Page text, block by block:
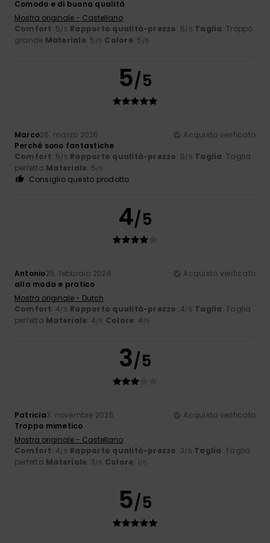
Comodo e di buona qualità
Mostra originale - Castellano
Comfort: 5/5 Rapporto qualità-prezzo: 5/5 Taglia: Troppo
grande Materiale: 5 /5 Colore: 5 /5
5/5
Marco26. marzo 2026
Acquisto verificato
Perché sono fantastiche
Comfort: 5/5 Rapporto qualità-prezzo: 5/5 Taglia: Taglia
perfetta Materiale: 5/5
Consiglio questo prodotto
4/5
Antonio25. febbraio 2026
Acquisto verificato
alla moda e pratico
Mostra originale - Dutch
Comfort: 4/5 Rapporto qualità-prezzo: 4/5 Taglia: Taglia
perfetta Materiale: 4/5 Colore: 4/5
3/5
Patricia3. novembre 2025
Acquisto verificato
Troppo mimetico
Mostra originale - Castellano
Comfort: 4/5 Rapporto qualità-prezzo: 3/5 Taglia: Taglia
perfetta Materiale: 3/5 Colore: 1/5
5/5